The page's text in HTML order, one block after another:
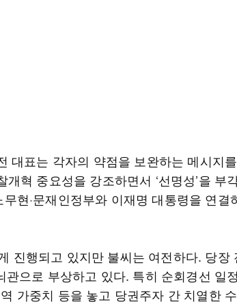
대표는 각자의 약점을 보완하는 메시지
혁 중요성을 강조하면서 ‘선명성’을 부
현·문재인정부와 이재명 대통령을 연결
진행되고 있지만 불씨는 여전하다. 당장
관으로 부상하고 있다. 특히 순회경선 일
가중치 등을 놓고 당권주자 간 치열한